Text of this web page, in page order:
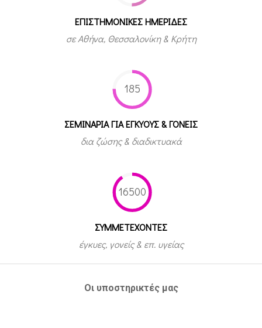
ΕΠΙΣΤΗΜΟΝΙΚΕΣ ΗΜΕΡΙΔΕΣ
σε Αθήνα, Θεσσαλονίκη & Κρήτη
185
ΣΕΜΙΝΑΡΙΑ ΓΙΑ ΕΓΚΥΟΥΣ & ΓΟΝΕΙΣ
δια ζώσης & διαδικτυακά
16500
ΣΥΜΜΕΤEΧΟΝΤΕΣ
έγκυες, γονείς & επ. υγείας
Οι υποστηρικτές μας